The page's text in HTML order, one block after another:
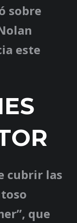
sobre
este
cubrir las
que